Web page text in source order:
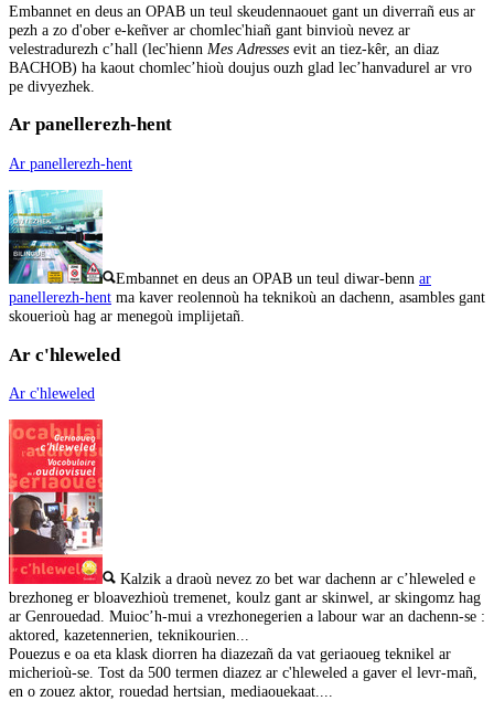
Embannet en deus an OPAB un teul skeudennaouet gant un diverrañ eus ar
pezh a zo d'ober e-keñver ar chomlec'hiañ gant binvioù nevez ar
velestradurezh c’hall (lec'hienn Mes Adresses evit an tiez-kêr, an diaz
BACHOB) ha kaout chomlec’hioù doujus ouzh glad lec’hanvadurel ar vro
pe divyezhek.
Ar panellerezh-hent
Ar panellerezh-hent
Embannet en deus an OPAB un teul diwar-benn ar
panellerezh-hent ma kaver reolennoù ha teknikoù an dachenn, asambles gant
skouerioù hag ar menegoù implijetañ.
Ar c'hleweled
Ar c'hleweled
Kalzik a draoù nevez zo bet war dachenn ar c’hleweled e
brezhoneg er bloavezhioù tremenet, koulz gant ar skinwel, ar skingomz hag
ar Genrouedad. Muioc’h-mui a vrezhonegerien a labour war an dachenn-se :
aktored, kazetennerien, teknikourien...
Pouezus e oa eta klask diorren ha diazezañ da vat geriaoueg teknikel ar
micherioù-se. Tost da 500 termen diazez ar c'hleweled a gaver el levr-mañ,
en o zouez aktor, rouedad hertsian, mediaouekaat....